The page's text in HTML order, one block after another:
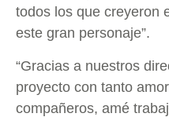
todos los que creyeron
este gran personaje”.
“Gracias a nuestros
proyecto con tanto
compañeros, amé